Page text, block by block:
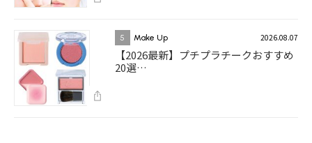
5 Make Up 2026.08.07
【2026最新】プチプラチークおすすめ
20選…